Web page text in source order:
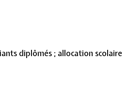
diplômés ; allocation scolaire